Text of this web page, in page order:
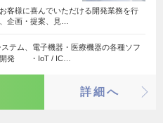
客様に喜んでいただける開発業務を行
企画・提案、見…
テム、電子機器・医療機器の各種ソフ
開発 ・IoT / IC…
詳細へ